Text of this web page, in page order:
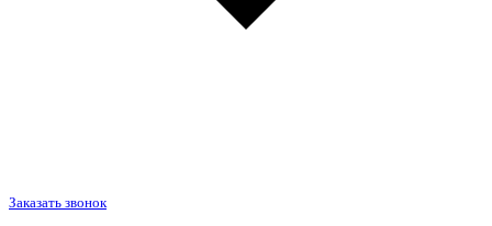
Заказать звонок